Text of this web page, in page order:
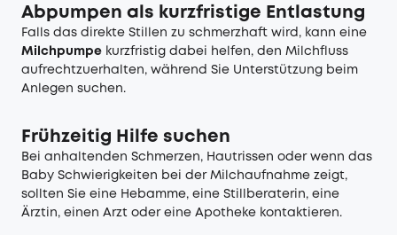
Abpumpen als kurzfristige Entlastung
Falls das direkte Stillen zu schmerzhaft wird, kann eine
Milchpumpe kurzfristig dabei helfen, den Milchfluss
aufrechtzuerhalten, während Sie Unterstützung beim
Anlegen suchen.
Frühzeitig Hilfe suchen
Bei anhaltenden Schmerzen, Hautrissen oder wenn das
Baby Schwierigkeiten bei der Milchaufnahme zeigt,
sollten Sie eine Hebamme, eine Stillberaterin, eine
Ärztin, einen Arzt oder eine Apotheke kontaktieren.